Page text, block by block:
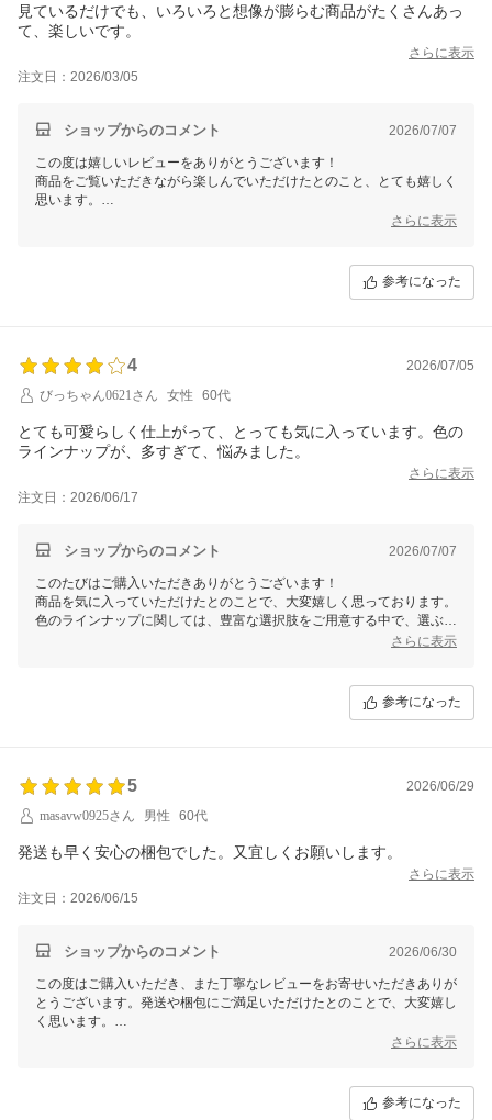
見ているだけでも、いろいろと想像が膨らむ商品がたくさんあっ
て、楽しいです。
さらに表示
注文日：2026/03/05
ショップからのコメント 2026/07/07
この度は嬉しいレビューをありがとうございます！
商品をご覧いただきながら楽しんでいただけたとのこと、とても嬉しく
思います。
これからも、想像力を掻き立てるような魅力的な商品をお届けできるよ
さらに表示
参考になった
4
2026/07/05
びっちゃん0621さん
女性 60代
とても可愛らしく仕上がって、とっても気に入っています。色の
ラインナップが、多すぎて、悩みました。
さらに表示
注文日：2026/06/17
ショップからのコメント 2026/07/07
このたびはご購入いただきありがとうございます！
商品を気に入っていただけたとのことで、大変嬉しく思っております。
色のラインナップに関しては、豊富な選択肢をご用意する中で、選ぶ楽
しさを味わっていただけたらという思いがありましたが、少し迷わせて
さらに表示
参考になった
5
2026/06/29
masavw0925さん
男性 60代
発送も早く安心の梱包でした。又宜しくお願いします。
さらに表示
注文日：2026/06/15
ショップからのコメント 2026/06/30
この度はご購入いただき、また丁寧なレビューをお寄せいただきありが
とうございます。発送や梱包にご満足いただけたとのことで、大変嬉し
く思います。
さらに表示
参考になった